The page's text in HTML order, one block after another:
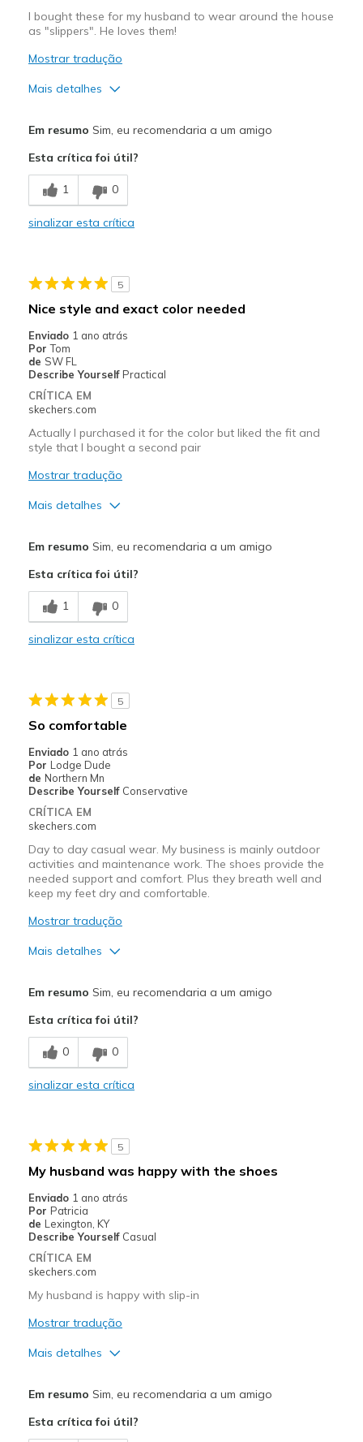
Sizing
Feels true to size
I bought these for my husband to wear around the house
as "slippers". He loves them!
Mostrar tradução
Mais detalhes
Comfortable
Melhores utilizações
Casual Wear
Sizing
View On Shoes
Shoes are for Wearing
Em resumo Sim, eu recomendaria a um amigo
Esta crítica foi útil?
1 0
sinalizar esta crítica
5
Nice style and exact color needed
Enviado 1 ano atrás
Por Tom
de SW FL
Describe Yourself Practical
CRÍTICA EM
skechers.com
Actually I purchased it for the color but liked the fit and
style that I bought a second pair
Mostrar tradução
Mais detalhes
Breathe Well
Stylish
Travel
Width
Sizing
View On Shoes
I'm Into Shoes
Em resumo Sim, eu recomendaria a um amigo
Esta crítica foi útil?
1 0
sinalizar esta crítica
5
So comfortable
Enviado 1 ano atrás
Por Lodge Dude
de Northern Mn
Describe Yourself Conservative
CRÍTICA EM
skechers.com
Day to day casual wear. My business is mainly outdoor
activities and maintenance work. The shoes provide the
needed support and comfort. Plus they breath well and
keep my feet dry and comfortable.
Mostrar tradução
Mais detalhes
Comfortable
Contras
No cons
Casual Wear
Width
Sizing
Feels true to size
View On Shoes
Em resumo Sim, eu recomendaria a um amigo
Esta crítica foi útil?
0 0
sinalizar esta crítica
5
My husband was happy with the shoes
Enviado 1 ano atrás
Por Patricia
de Lexington, KY
Describe Yourself Casual
CRÍTICA EM
skechers.com
My husband is happy with slip-in
Mostrar tradução
Mais detalhes
Durable
Em resumo Sim, eu recomendaria a um amigo
Esta crítica foi útil?